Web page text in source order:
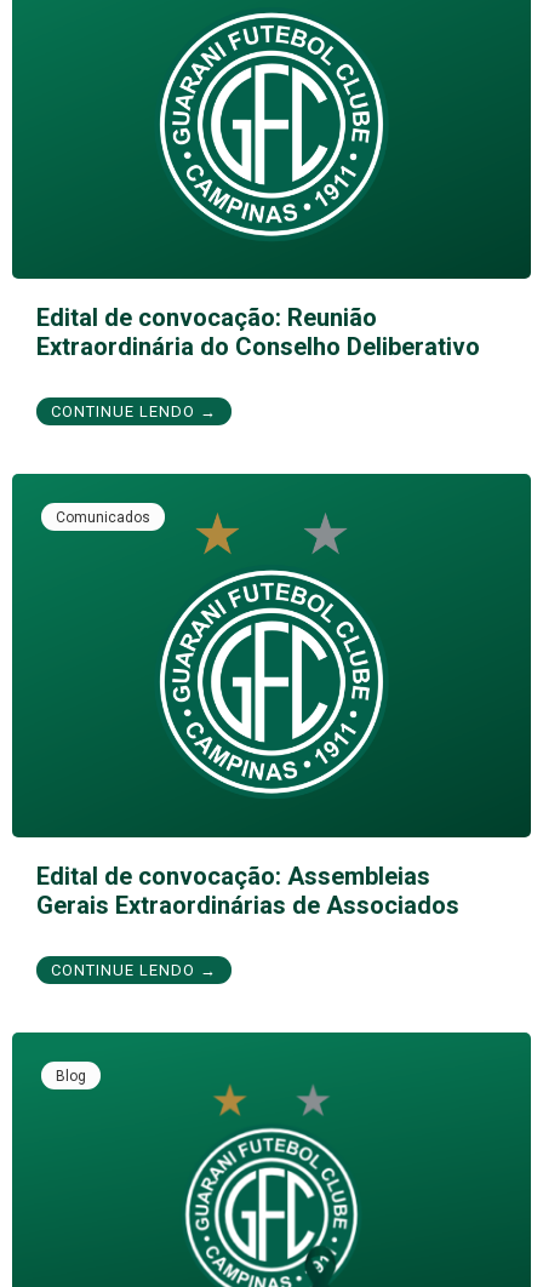
Edital de convocação: Reunião
Extraordinária do Conselho Deliberativo
CONTINUE LENDO →
Comunicados
Edital de convocação: Assembleias
Gerais Extraordinárias de Associados
CONTINUE LENDO →
Blog